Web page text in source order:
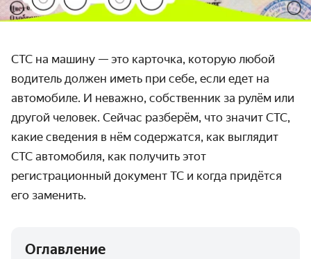
СТС на машину — это карточка, которую любой
водитель должен иметь при себе, если едет на
автомобиле. И неважно, собственник за рулём или
другой человек. Сейчас разберём, что значит СТС,
какие сведения в нём содержатся, как выглядит
СТС автомобиля, как получить этот
регистрационный документ ТС и когда придётся
его заменить.
Оглавление